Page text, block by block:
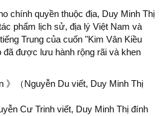
chính quyền thuộc địa, Duy Minh Thị
phẩm lịch sử, địa lý Việt Nam và
Trung của cuốn "Kim Vân Kiều
đã được lưu hành rộng rãi và khen
》（Nguyễn Du viết, Duy Minh Thị
Cư Trinh viết, Duy Minh Thị đính